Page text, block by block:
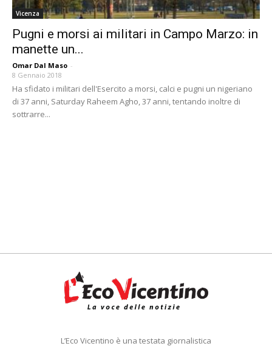
Vicenza
Pugni e morsi ai militari in Campo Marzo: in
manette un...
Omar Dal Maso -
8 Gennaio 2018
Ha sfidato i militari dell'Esercito a morsi, calci e pugni un nigeriano
di 37 anni, Saturday Raheem Agho, 37 anni, tentando inoltre di
sottrarre...
L’Eco Vicentino è una testata giornalistica